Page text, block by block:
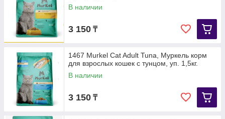
В наличии
3 150 ₸
1467 Murkel Cat Adult Tuna, Муркель корм
для взрослых кошек с тунцом, уп. 1,5кг.
В наличии
3 150 ₸